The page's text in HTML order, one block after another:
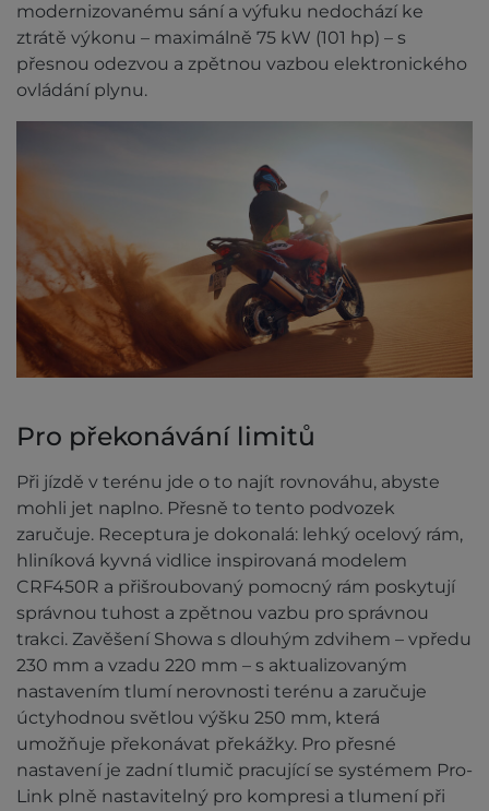
modernizovanému sání a výfuku nedochází ke
ztrátě výkonu – maximálně 75 kW (101 hp) – s
přesnou odezvou a zpětnou vazbou elektronického
ovládání plynu.
Pro překonávání limitů
Při jízdě v terénu jde o to najít rovnováhu, abyste
mohli jet naplno. Přesně to tento podvozek
zaručuje. Receptura je dokonalá: lehký ocelový rám,
hliníková kyvná vidlice inspirovaná modelem
CRF450R a přišroubovaný pomocný rám poskytují
správnou tuhost a zpětnou vazbu pro správnou
trakci. Zavěšení Showa s dlouhým zdvihem – vpředu
230 mm a vzadu 220 mm – s aktualizovaným
nastavením tlumí nerovnosti terénu a zaručuje
úctyhodnou světlou výšku 250 mm, která
umožňuje překonávat překážky. Pro přesné
nastavení je zadní tlumič pracující se systémem Pro-
Link plně nastavitelný pro kompresi a tlumení při